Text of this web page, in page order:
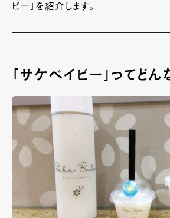
ビー」を紹介します。
「サケベイビー」ってどん